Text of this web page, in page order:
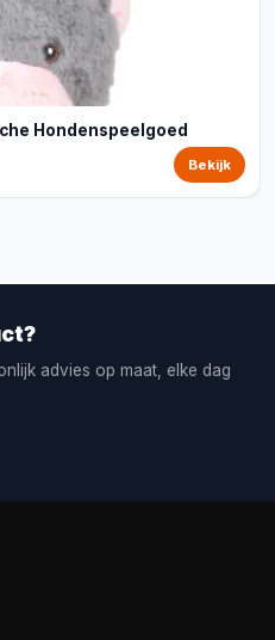
Hondenspeelgoed
Bekijk
advies op maat, elke dag